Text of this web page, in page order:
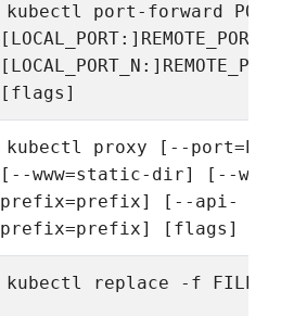
kubectl port-forward POD
[flags]
kubectl proxy [--
[--www=static-dir] [--www-
prefix=prefix] [--api-
prefix=prefix] [flags]
kubectl replace -f